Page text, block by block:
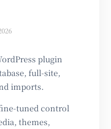
plugin
full-site,
imports.
tuned control
themes,